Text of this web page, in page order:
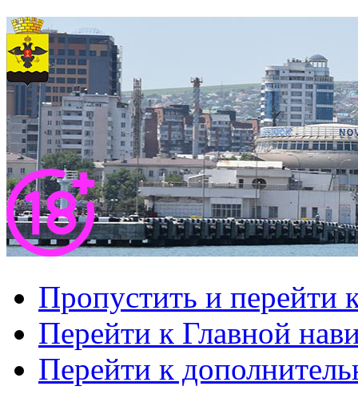
Пропустить и перейти
Перейти к Главной
Перейти к